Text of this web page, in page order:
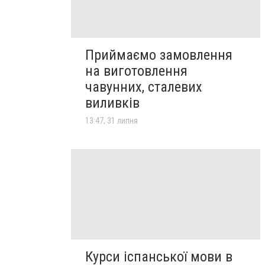
Приймаємо замовлення
на виготовлення
чавунних, сталевих
виливків
13:47, 31 липня
Курси іспанської мови в